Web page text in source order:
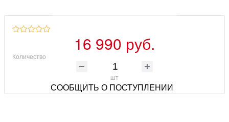
16 990 руб.
Количество
шт
СООБЩИТЬ О ПОСТУПЛЕНИИ